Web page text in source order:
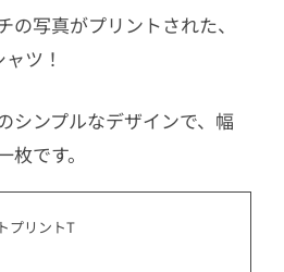
の写真がプリントされた、
ツ！
シンプルなデザインで、幅
です。
プリントT